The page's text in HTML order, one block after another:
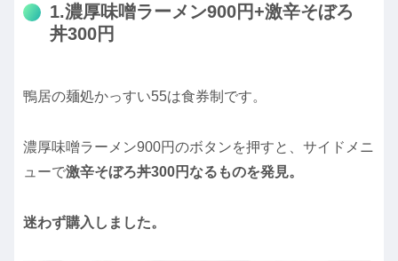
1.濃厚味噌ラーメン900円+激辛そぼろ
丼300円
鴨居の麺処かっすい55は食券制です。
濃厚味噌ラーメン900円のボタンを押すと、サイドメニ
ューで激辛そぼろ丼300円なるものを発見。
迷わず購入しました。